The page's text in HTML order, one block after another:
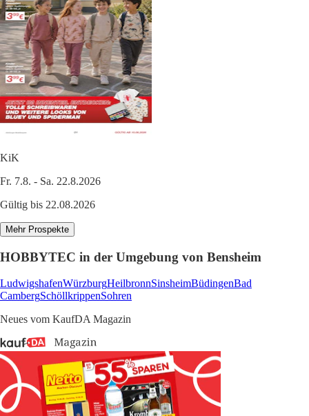
KiK
Fr. 7.8. - Sa. 22.8.2026
Gültig bis 22.08.2026
Mehr Prospekte
HOBBYTEC in der Umgebung von Bensheim
LudwigshafenWürzburgHeilbronnSinsheimBüdingenBad
CambergSchöllkrippenSohren
Neues vom KaufDA Magazin